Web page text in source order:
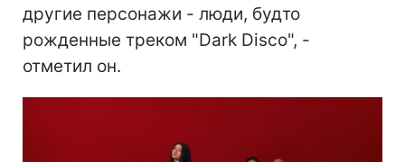
другие персонажи - люди, будто
рожденные треком "Dark Disco", -
отметил он.